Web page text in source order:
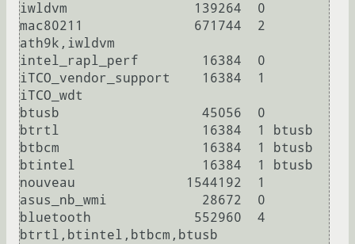
iwldvm                139264  0
mac80211              671744  2
ath9k,iwldvm
intel_rapl_perf        16384  0
iTCO_vendor_support    16384  1
iTCO_wdt
btusb                  45056  0
btrtl                  16384  1 btusb
btbcm                  16384  1 btusb
btintel                16384  1 btusb
nouveau              1544192  1
asus_nb_wmi            28672  0
bluetooth             552960  4
btrtl,btintel,btbcm,btusb